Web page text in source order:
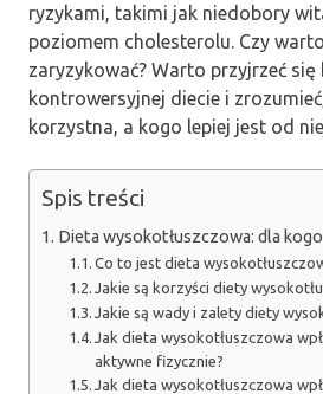
ryzykami, takimi jak niedobory
poziomem cholesterolu. Czy
zaryzykować? Warto przyjrzeć się
kontrowersyjnej diecie i
korzystna, a kogo lepiej jest od
Spis treści
Dieta wysokotłuszczowa: dla
Co to jest dieta
Jakie są korzyści diety
Jakie są wady i zalety diety
Jak dieta wysokotłuszczowa
aktywne fizycznie?
Jak dieta wysokotłuszczowa